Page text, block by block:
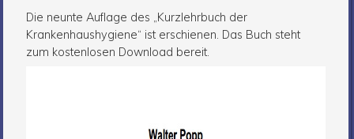
Die neunte Auflage des „Kurzlehrbuch der
Krankenhaushygiene“ ist erschienen. Das Buch steht
zum kostenlosen Download bereit.